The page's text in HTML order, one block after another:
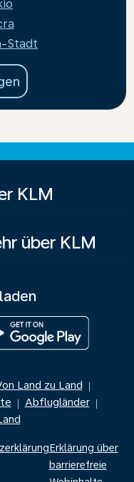
Stadt
KLM
über KLM
Land zu Land |
| Abflugländer |
Erklärung über
barrierefreie